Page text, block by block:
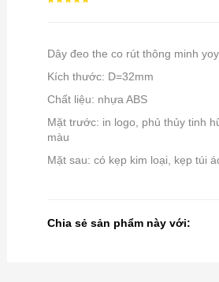
Dây đeo the co rút thông minh
Kích thước: D=32mm
Chất liệu: nhựa ABS
Mặt trước: in logo, phủ thủy tinh
màu
Mặt sau: có kẹp kim loại, kẹp túi
Chia sẻ sản phẩm này với: